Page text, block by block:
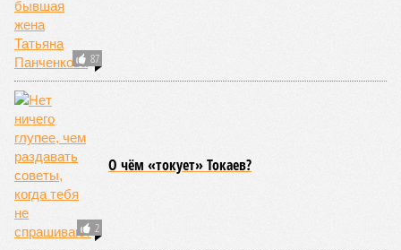
87
2
О чём «токует» Токаев?